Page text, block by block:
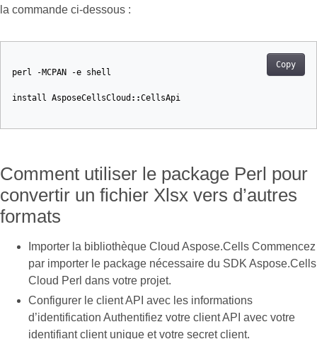
la commande ci-dessous :
Copy
perl -MCPAN -e shell
install AsposeCellsCloud ::CellsApi
Comment utiliser le package Perl pour
convertir un fichier Xlsx vers d’autres
formats
Importer la bibliothèque Cloud Aspose.Cells Commencez
par importer le package nécessaire du SDK Aspose.Cells
Cloud Perl dans votre projet.
Configurer le client API avec les informations
d’identification Authentifiez votre client API avec votre
identifiant client unique et votre secret client.